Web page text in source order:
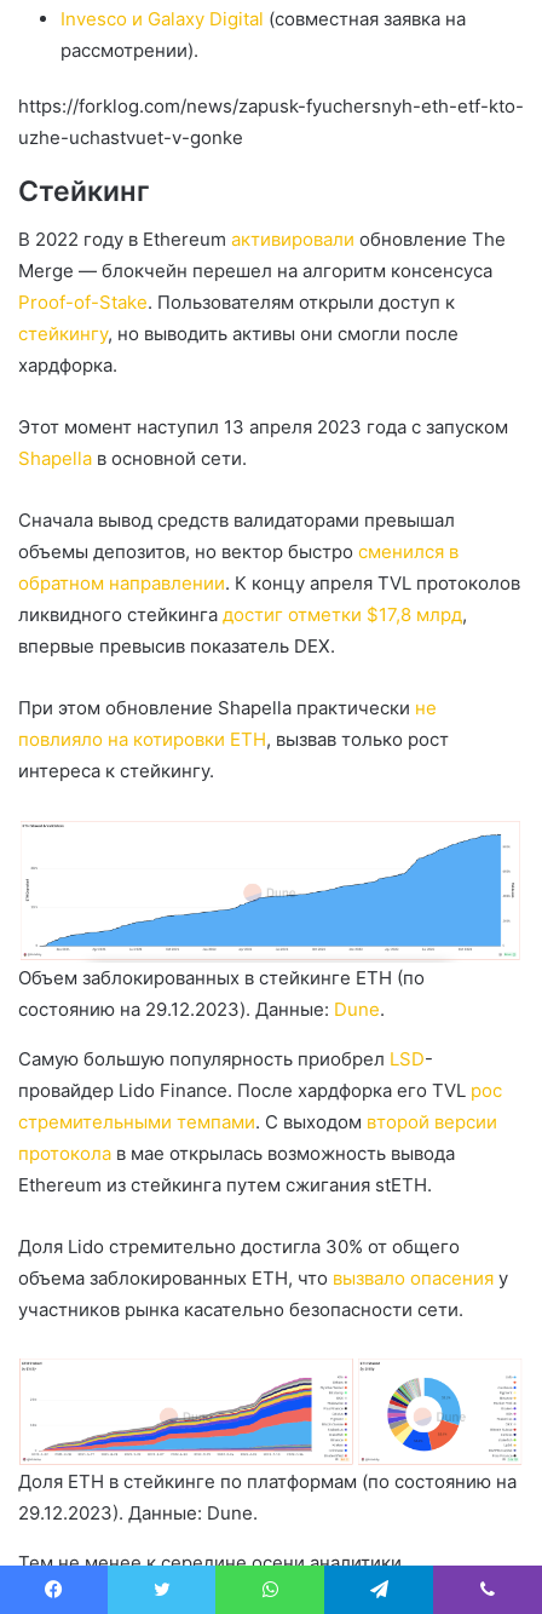
Invesco и Galaxy Digital (совместная заявка на
рассмотрении).
https://forklog.com/news/zapusk-fyuchersnyh-eth-etf-kto-
uzhe-uchastvuet-v-gonke
Стейкинг
В 2022 году в Ethereum активировали обновление The
Merge — блокчейн перешел на алгоритм консенсуса
Proof-of-Stake. Пользователям открыли доступ к
стейкингу, но выводить активы они смогли после
хардфорка.
Этот момент наступил 13 апреля 2023 года с запуском
Shapella в основной сети.
Сначала вывод средств валидаторами превышал
объемы депозитов, но вектор быстро сменился в
обратном направлении. К концу апреля TVL протоколов
ликвидного стейкинга достиг отметки $17,8 млрд,
впервые превысив показатель DEX.
При этом обновление Shapella практически не
повлияло на котировки ETH, вызвав только рост
интереса к стейкингу.
Объем заблокированных в стейкинге ETH (по
состоянию на 29.12.2023). Данные: Dune.
Самую большую популярность приобрел LSD-
провайдер Lido Finance. После хардфорка его TVL рос
стремительными темпами. С выходом второй версии
протокола в мае открылась возможность вывода
Ethereum из стейкинга путем сжигания stETH.
Доля Lido стремительно достигла 30% от общего
объема заблокированных ETH, что вызвало опасения у
участников рынка касательно безопасности сети.
Доля ETH в стейкинге по платформам (по состоянию на
29.12.2023). Данные: Dune.
Тем не менее к середине осени аналитики
зафиксировали снижение спроса на стейкинг Ethereum.